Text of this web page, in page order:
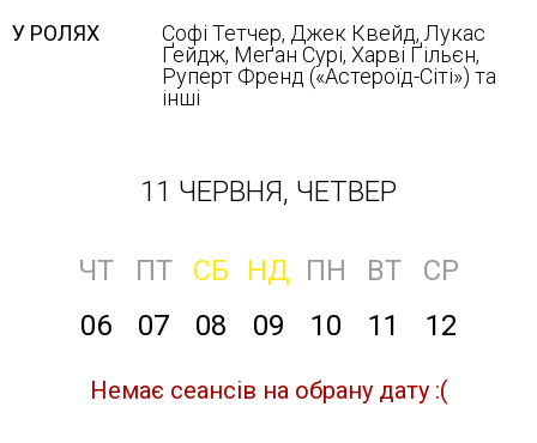
У РОЛЯХ
Софі Тетчер, Джек Квейд, Лукас
Ґейдж, Меґан Сурі, Харві Ґільєн,
Руперт Френд («Астероїд-Сіті») та
інші
11 ЧЕРВНЯ, ЧЕТВЕР
ЧТ ПТ СБ НД ПН ВТ
СР
06
07 08 09 10 11 12
Немає сеансів на обрану дату :(